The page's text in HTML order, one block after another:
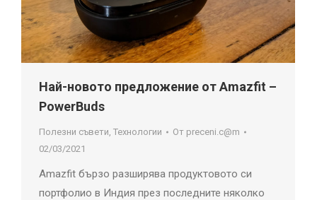
Най-новото предложение от Amazfit –
PowerBuds
Полезни съвети Технологии От preceni.c@m
02/03/2021
Amazfit бързо разширява продуктовото си
портфолио в Индия през последните няколко